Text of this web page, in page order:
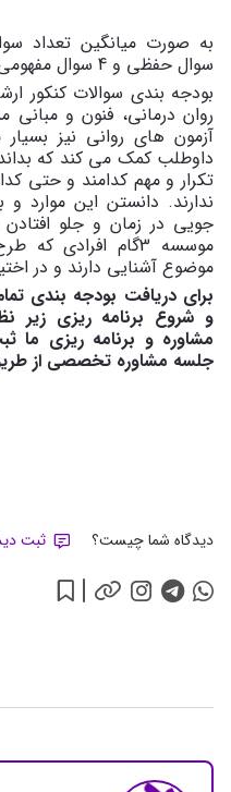
سوال حفظی و 4 سوال مفهومی می باشد.
بودجه بندی سوالات کنکور
روان درمانی، فنون و
آزمون های روانی نیز
داوطلب کمک می کند که
تکرار و مهم کدامند و حتی
ندارند. دانستن این
جویی در زمان و جلو
موسسه 3گام افرادی
موضوع آشنایی دارند و در
و شروع برنامه ریزی
مشاوره و برنامه ریزی ما
جلسه مشاوره تخصصی از
دیدگاه شما چیست؟ ثبت